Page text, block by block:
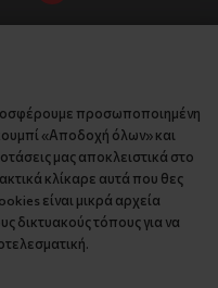
και Πληρωμής
Μοσχάτο Αττική
Θεσσαλονίκη
Ηράκλειο
προσωποποιημένη
«Αποδοχή όλων» και
μας αποκλειστικά στο
κλίκαρε αυτά που θες
είναι μικρά αρχεία
δικτυακούς τόπους για να